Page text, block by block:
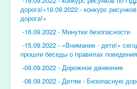
дорога!»19.09.2022 - конкурс
дорога!»
-16.09.2022 - Минутки безопасности
-15.09.2022 - «Внимание - дети!»
прошли беседы о правилах
-09.09.2022 - Дорожное движение
-08.09.2022 - Детям - Безопасную